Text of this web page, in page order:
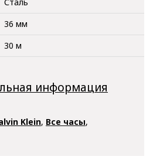
36 мм
30 м
информация
Klein, Все часы,